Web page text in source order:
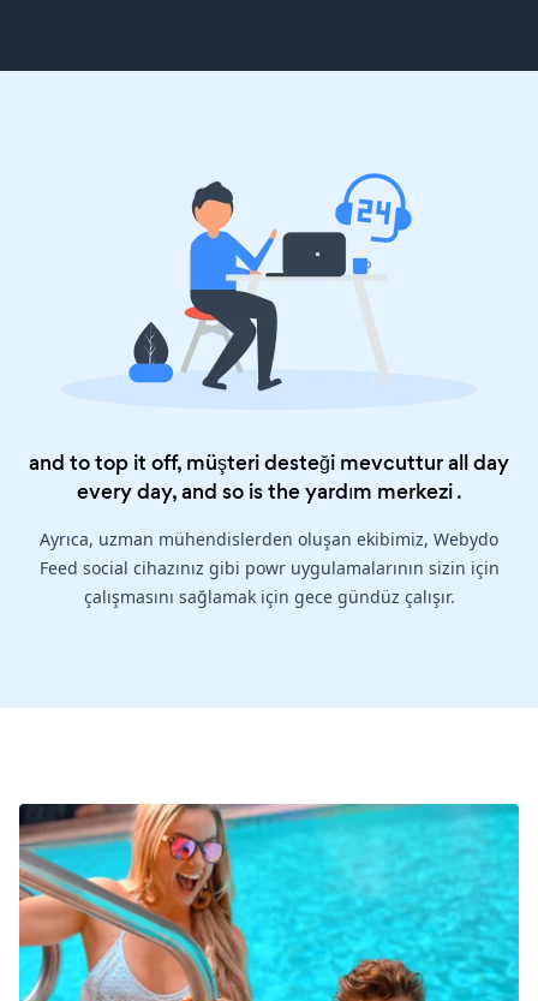
and to top it off, müşteri desteği mevcuttur all day
every day, and so is theyardım merkezi.
Ayrıca, uzman mühendislerden oluşan ekibimiz, Webydo
Feed social cihazınız gibi powr uygulamalarının sizin için
çalışmasını sağlamak için gece gündüz çalışır.